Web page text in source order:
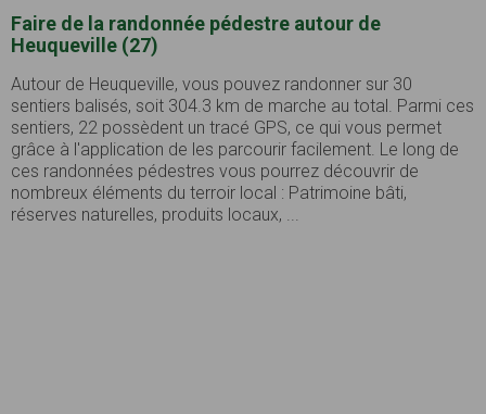
Faire de la randonnée pédestre autour de
Heuqueville (27)
Autour de Heuqueville, vous pouvez randonner sur 30
sentiers balisés, soit 304.3 km de marche au total. Parmi ces
sentiers, 22 possèdent un tracé GPS, ce qui vous permet
grâce à l'application de les parcourir facilement. Le long de
ces randonnées pédestres vous pourrez découvrir de
nombreux éléments du terroir local : Patrimoine bâti,
réserves naturelles, produits locaux, ...